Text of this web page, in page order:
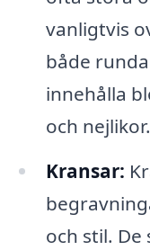
vanligtvis
både
innehålla
och nejlikor.
Kransar:
och stil.